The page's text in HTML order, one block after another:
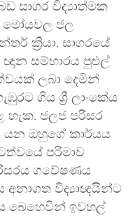
සාගර විද්‍යාත්මක
මෝයවල ජල
ක්‍රියා, සාගරයේ
ඥාන සම්භාරය පුළුල්
ලබා දෙමින්
ගිය ශ්‍රී ලාංකේය
හැක. ජලජ පරිසර
යන ඔහුගේ කාර්යය
පරිමාව
ගවේෂණය
විද්‍යාඥයින්ට
බෙහෙවින් ඉවහල්